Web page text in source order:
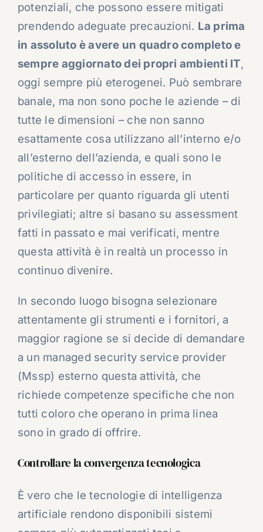
potenziali, che possono essere mitigati
prendendo adeguate precauzioni. La prima
in assoluto è avere un quadro completo e
sempre aggiornato dei propri ambienti IT,
oggi sempre più eterogenei. Può sembrare
banale, ma non sono poche le aziende – di
tutte le dimensioni – che non sanno
esattamente cosa utilizzano all’interno e/o
all’esterno dell’azienda, e quali sono le
politiche di accesso in essere, in
particolare per quanto riguarda gli utenti
privilegiati; altre si basano su assessment
fatti in passato e mai verificati, mentre
questa attività è in realtà un processo in
continuo divenire.
In secondo luogo bisogna selezionare
attentamente gli strumenti e i fornitori, a
maggior ragione se si decide di demandare
a un managed security service provider
(Mssp) esterno questa attività, che
richiede competenze specifiche che non
tutti coloro che operano in prima linea
sono in grado di offrire.
Controllare la convergenza tecnologica
È vero che le tecnologie di intelligenza
artificiale rendono disponibili sistemi